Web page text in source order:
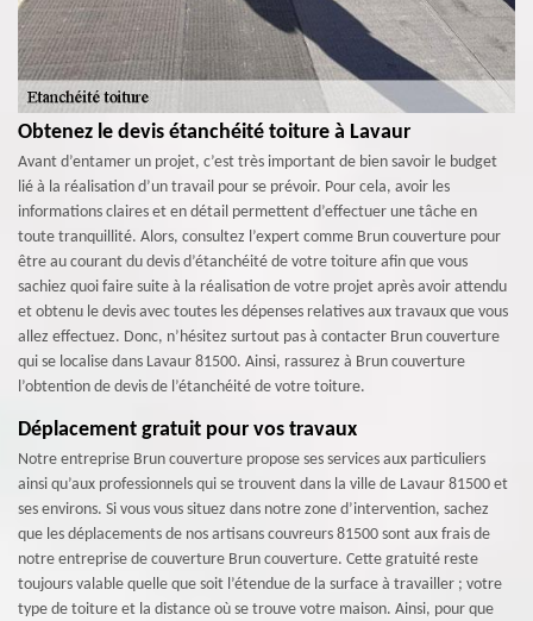
Obtenez le devis étanchéité toiture à Lavaur
Avant d’entamer un projet, c’est très important de bien savoir le budget
lié à la réalisation d’un travail pour se prévoir. Pour cela, avoir les
informations claires et en détail permettent d’effectuer une tâche en
toute tranquillité. Alors, consultez l’expert comme Brun couverture pour
être au courant du devis d’étanchéité de votre toiture afin que vous
sachiez quoi faire suite à la réalisation de votre projet après avoir attendu
et obtenu le devis avec toutes les dépenses relatives aux travaux que vous
allez effectuez. Donc, n’hésitez surtout pas à contacter Brun couverture
qui se localise dans Lavaur 81500. Ainsi, rassurez à Brun couverture
l’obtention de devis de l’étanchéité de votre toiture.
Déplacement gratuit pour vos travaux
Notre entreprise Brun couverture propose ses services aux particuliers
ainsi qu’aux professionnels qui se trouvent dans la ville de Lavaur 81500 et
ses environs. Si vous vous situez dans notre zone d’intervention, sachez
que les déplacements de nos artisans couvreurs 81500 sont aux frais de
notre entreprise de couverture Brun couverture. Cette gratuité reste
toujours valable quelle que soit l’étendue de la surface à travailler ; votre
type de toiture et la distance où se trouve votre maison. Ainsi, pour que